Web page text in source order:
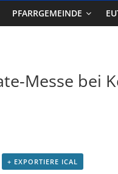
PFARRGEMEINDE
Messe bei
+ EXPORTIERE ICAL